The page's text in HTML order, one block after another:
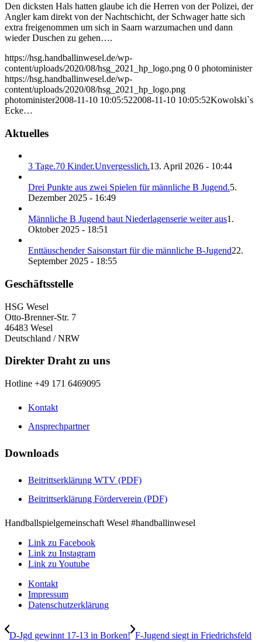
Den dicksten Hals hatten glaube ich die Herren von der Polizei, der
Angler kam direkt von der Nachtschicht, der Schwager hatte sich
extra freigenommen um sich in Saarn warzumachen und dann
wieder Duschen zu gehen….
https://hsg.handballinwesel.de/wp-
content/uploads/2020/08/hsg_2021_hp_logo.png 0 0 photominister
https://hsg.handballinwesel.de/wp-
content/uploads/2020/08/hsg_2021_hp_logo.png
photominister2008-11-10 10:05:522008-11-10 10:05:52Kowolski`s
Ecke…
Aktuelles
3 Tage.70 Kinder.Unvergesslich.13. April 2026 - 10:44
Drei Punkte aus zwei Spielen für männliche B Jugend.5.
Dezember 2025 - 16:49
Männliche B Jugend baut Niederlagenserie weiter aus1.
Oktober 2025 - 18:51
Enttäuschender Saisonstart für die männliche B-Jugend22.
September 2025 - 18:55
Geschäftsstelle
HSG Wesel
Otto-Brenner-Str. 7
46483 Wesel
Deutschland / NRW
Direkter Draht zu uns
Hotline +49 171 6469095
Kontakt
Ansprechpartner
Downloads
Beitrittserklärung WTV (PDF)
Beitrittserklärung Förderverein (PDF)
Handballspielgemeinschaft Wesel #handballinwesel
Link zu Facebook
Link zu Instagram
Link zu Youtube
Kontakt
Impressum
Datenschutzerklärung
D-Jgd gewinnt 17-13 in Borken! F-Jugend siegt in Friedrichsfeld